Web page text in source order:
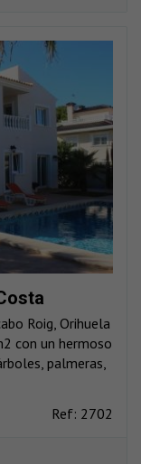
Roig, Orihuela
con un hermoso
palmeras,
Ref: 2702